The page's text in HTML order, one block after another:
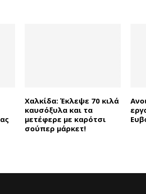
Χαλκίδα: Έκλεψε 70 κιλά
καυσόξυλα και τα
μετέφερε με καρότσι
σούπερ μάρκετ!